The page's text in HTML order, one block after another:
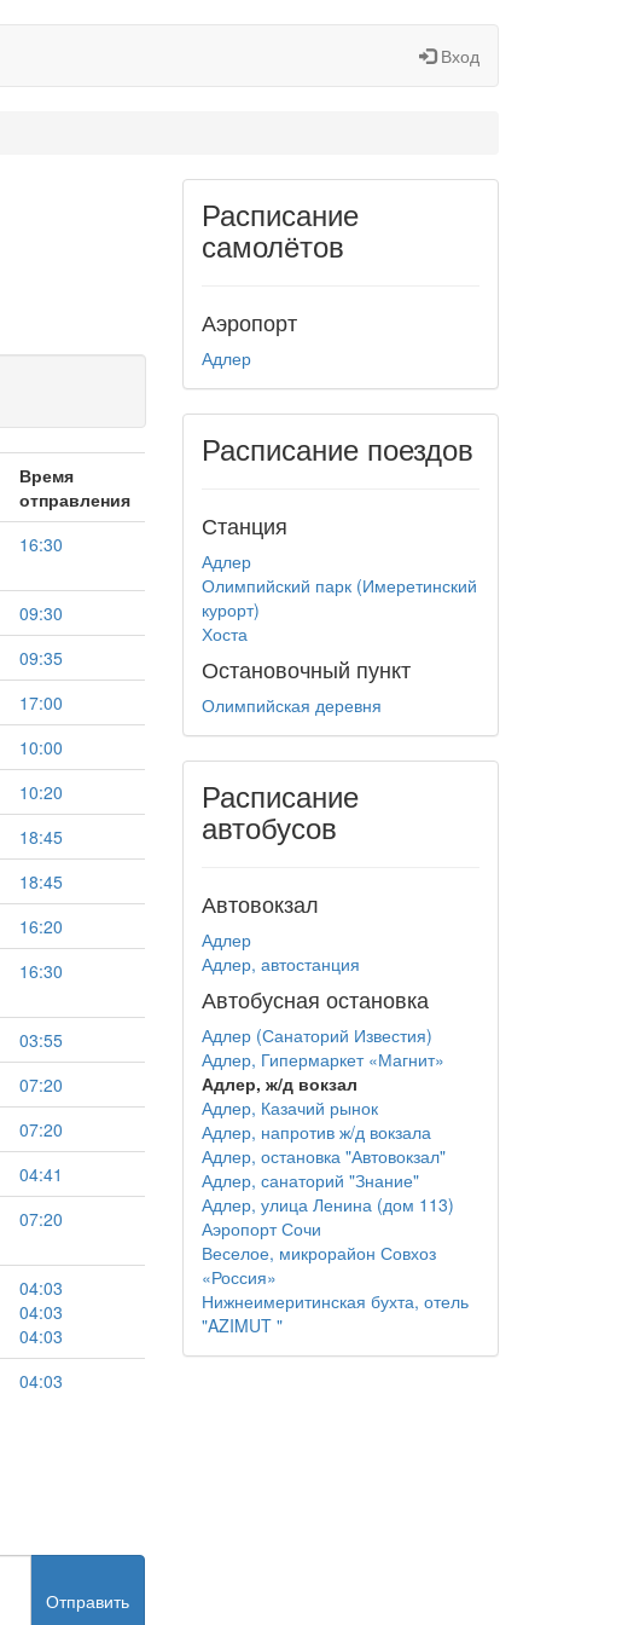
Вход
Время
отправления
16:30
09:30
09:35
17:00
10:00
10:20
18:45
18:45
16:20
16:30
03:55
07:20
07:20
04:41
07:20
04:03
04:03
04:03
04:03
Отправить
Расписание
самолётов
Аэропорт
Адлер
Расписание поездов
Станция
Адлер
Олимпийский парк (Имеретинский
курорт)
Хоста
Остановочный пункт
Олимпийская деревня
Расписание
автобусов
Автовокзал
Адлер
Адлер, автостанция
Автобусная остановка
Адлер (Санаторий Известия)
Адлер, Гипермаркет «Магнит»
Адлер, ж/д вокзал
Адлер, Казачий рынок
Адлер, напротив ж/д вокзала
Адлер, остановка "Автовокзал"
Адлер, санаторий "Знание"
Адлер, улица Ленина (дом 113)
Аэропорт Сочи
Веселое, микрорайон Совхоз
«Россия»
Нижнеимеритинская бухта, отель
"AZIMUT "